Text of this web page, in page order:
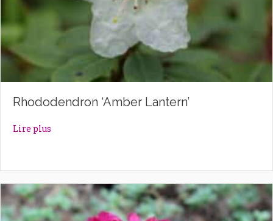
Rhododendron ‘Amber Lantern’
Lire plus